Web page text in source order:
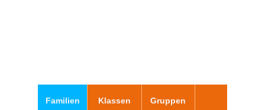
Familien Klassen Gruppen